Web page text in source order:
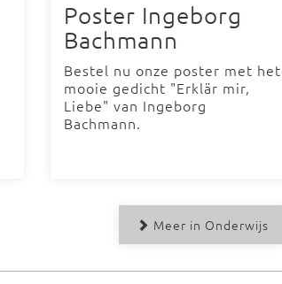
Poster Ingeborg
Bachmann
Bestel nu onze poster met het
mooie gedicht "Erklär mir,
Liebe" van Ingeborg
Bachmann.
Meer in Onderwijs